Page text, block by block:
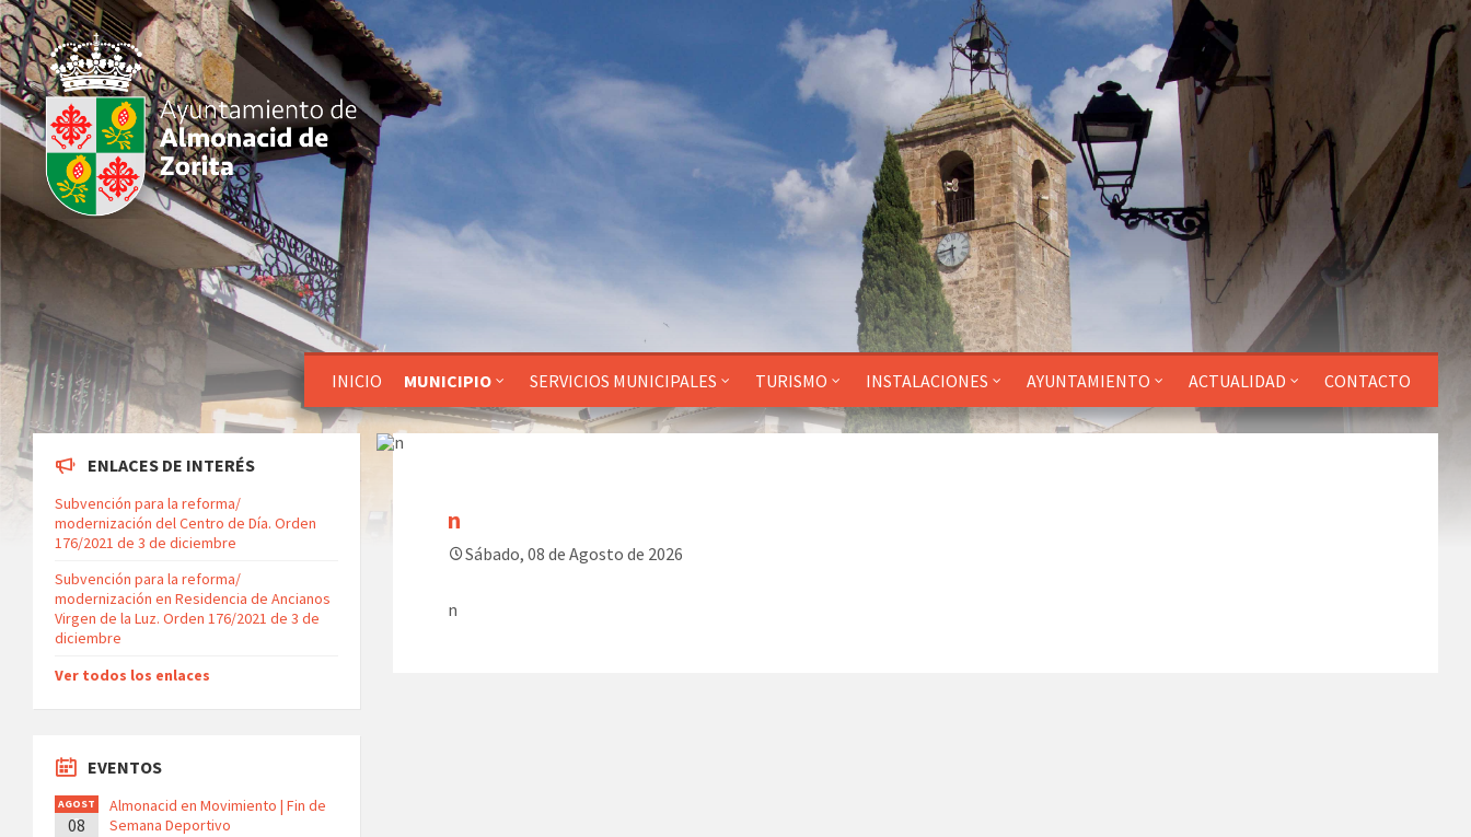
INICIO MUNICIPIO SERVICIOS MUNICIPALES TURISMO INSTALACIONES AYUNTAMIENTO ACTUALIDAD CONTACTO
n
Sábado, 08 de Agosto de 2026
n
ENLACES DE INTERÉS
Subvención para la reforma/
modernización del Centro de Día. Orden
176/2021 de 3 de diciembre
Subvención para la reforma/
modernización en Residencia de Ancianos
Virgen de la Luz. Orden 176/2021 de 3 de
diciembre
Ver todos los enlaces
EVENTOS
AGOST
O
08
Almonacid en Movimiento | Fin de
Semana Deportivo